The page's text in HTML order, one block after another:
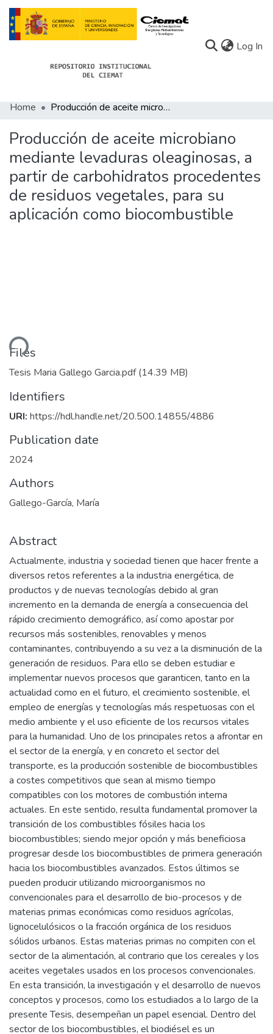
Log In
Communities
All of Docu-menta
Statistics
About Docu-menta
Home Producción de aceite microbiano mediante levaduras oleaginosas, a partir de carbohidratos procedentes de residuos vegetales, para su aplicación como biocombustible
Producción de aceite microbiano
mediante levaduras oleaginosas, a
partir de carbohidratos procedentes
de residuos vegetales, para su
aplicación como biocombustible
Files
Tesis Maria Gallego Garcia.pdf(14.39 MB)
Identifiers
URI: https://hdl.handle.net/20.500.14855/4886
Publication date
2024
Authors
Gallego-García, María
Abstract
Actualmente, industria y sociedad tienen que hacer frente a
diversos retos referentes a la industria energética, de
productos y de nuevas tecnologías debido al gran
incremento en la demanda de energía a consecuencia del
rápido crecimiento demográfico, así como apostar por
recursos más sostenibles, renovables y menos
contaminantes, contribuyendo a su vez a la disminución de la
generación de residuos. Para ello se deben estudiar e
implementar nuevos procesos que garanticen, tanto en la
actualidad como en el futuro, el crecimiento sostenible, el
empleo de energías y tecnologías más respetuosas con el
medio ambiente y el uso eficiente de los recursos vitales
para la humanidad. Uno de los principales retos a afrontar en
el sector de la energía, y en concreto el sector del
transporte, es la producción sostenible de biocombustibles
a costes competitivos que sean al mismo tiempo
compatibles con los motores de combustión interna
actuales. En este sentido, resulta fundamental promover la
transición de los combustibles fósiles hacia los
biocombustibles; siendo mejor opción y más beneficiosa
progresar desde los biocombustibles de primera generación
hacia los biocombustibles avanzados. Estos últimos se
pueden producir utilizando microorganismos no
convencionales para el desarrollo de bio-procesos y de
materias primas económicas como residuos agrícolas,
lignocelulósicos o la fracción orgánica de los residuos
sólidos urbanos. Estas materias primas no compiten con el
sector de la alimentación, al contrario que los cereales y los
aceites vegetales usados en los procesos convencionales.
En esta transición, la investigación y el desarrollo de nuevos
conceptos y procesos, como los estudiados a lo largo de la
presente Tesis, desempeñan un papel esencial. Dentro del
sector de los biocombustibles, el biodiésel es un